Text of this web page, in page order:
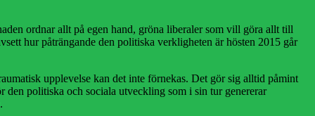
ordnar allt på egen hand, gröna liberaler som vill göra allt till
hur påträngande den politiska verkligheten är hösten 2015 går
upplevelse kan det inte förnekas. Det gör sig alltid påmint
politiska och sociala utveckling som i sin tur genererar